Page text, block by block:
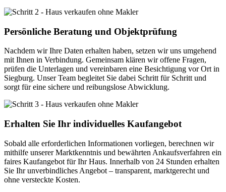
Persönliche Beratung und Objektprüfung
Nachdem wir Ihre Daten erhalten haben, setzen wir uns umgehend
mit Ihnen in Verbindung. Gemeinsam klären wir offene Fragen,
prüfen die Unterlagen und vereinbaren eine Besichtigung vor Ort in
Siegburg. Unser Team begleitet Sie dabei Schritt für Schritt und
sorgt für eine sichere und reibungslose Abwicklung.
Erhalten Sie Ihr individuelles Kaufangebot
Sobald alle erforderlichen Informationen vorliegen, berechnen wir
mithilfe unserer Marktkenntnis und bewährten Ankaufsverfahren ein
faires Kaufangebot für Ihr Haus. Innerhalb von 24 Stunden erhalten
Sie Ihr unverbindliches Angebot – transparent, marktgerecht und
ohne versteckte Kosten.